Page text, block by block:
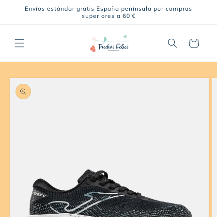
directamente
Envíos estándar gratis España península por compras
superiores a 60 €
Carrito
directamente
a la
información